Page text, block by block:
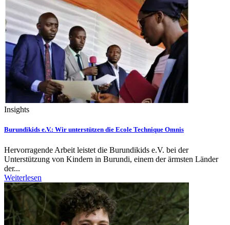
Insights
Burundikids e.V.: Wir unterstützen die Ecole Technique Omnis
Hervorragende Arbeit leistet die Burundikids e.V. bei der
Unterstützung von Kindern in Burundi, einem der ärmsten Länder
der...
Weiterlesen